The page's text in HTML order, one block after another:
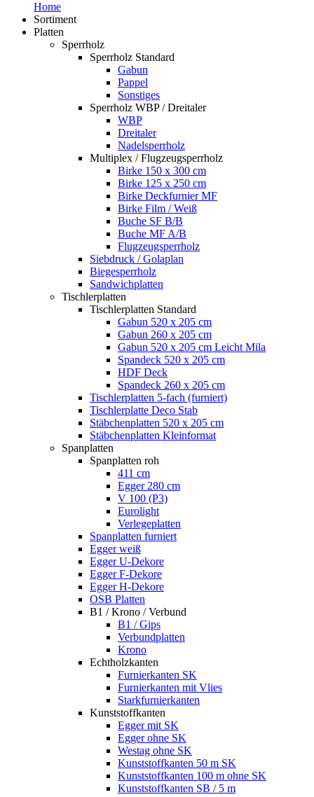
Home
Sortiment
Platten
Sperrholz
Sperrholz Standard
Gabun
Pappel
Sonstiges
Sperrholz WBP / Dreitaler
WBP
Dreitaler
Nadelsperrholz
Multiplex / Flugzeugsperrholz
Birke 150 x 300 cm
Birke 125 x 250 cm
Birke Deckfurnier MF
Birke Film / Weiß
Buche SF B/B
Buche MF A/B
Flugzeugsperrholz
Siebdruck / Golaplan
Biegesperrholz
Sandwichplatten
Tischlerplatten
Tischlerplatten Standard
Gabun 520 x 205 cm
Gabun 260 x 205 cm
Gabun 520 x 205 cm Leicht Mila
Spandeck 520 x 205 cm
HDF Deck
Spandeck 260 x 205 cm
Tischlerplatten 5-fach (furniert)
Tischlerplatte Deco Stab
Stäbchenplatten 520 x 205 cm
Stäbchenplatten Kleinformat
Spanplatten
Spanplatten roh
411 cm
Egger 280 cm
V 100 (P3)
Eurolight
Verlegeplatten
Spanplatten furniert
Egger weiß
Egger U-Dekore
Egger F-Dekore
Egger H-Dekore
OSB Platten
B1 / Krono / Verbund
B1 / Gips
Verbundplatten
Krono
Echtholzkanten
Furnierkanten SK
Furnierkanten mit Vlies
Starkfurnierkanten
Kunststoffkanten
Egger mit SK
Egger ohne SK
Westag ohne SK
Kunststoffkanten 50 m SK
Kunststoffkanten 100 m ohne SK
Kunststoffkanten SB / 5 m